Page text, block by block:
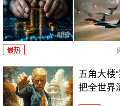
最热
五角大楼
把全世界